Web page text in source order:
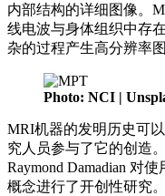
内部结构的详细图像。
线电波与身体组织中存
杂的过程产生高分辨率
Photo: NCI |
MRI机器的发明历史可
究人员参与了它的创造
Raymond Damadian 对
概念进行了开创性研究